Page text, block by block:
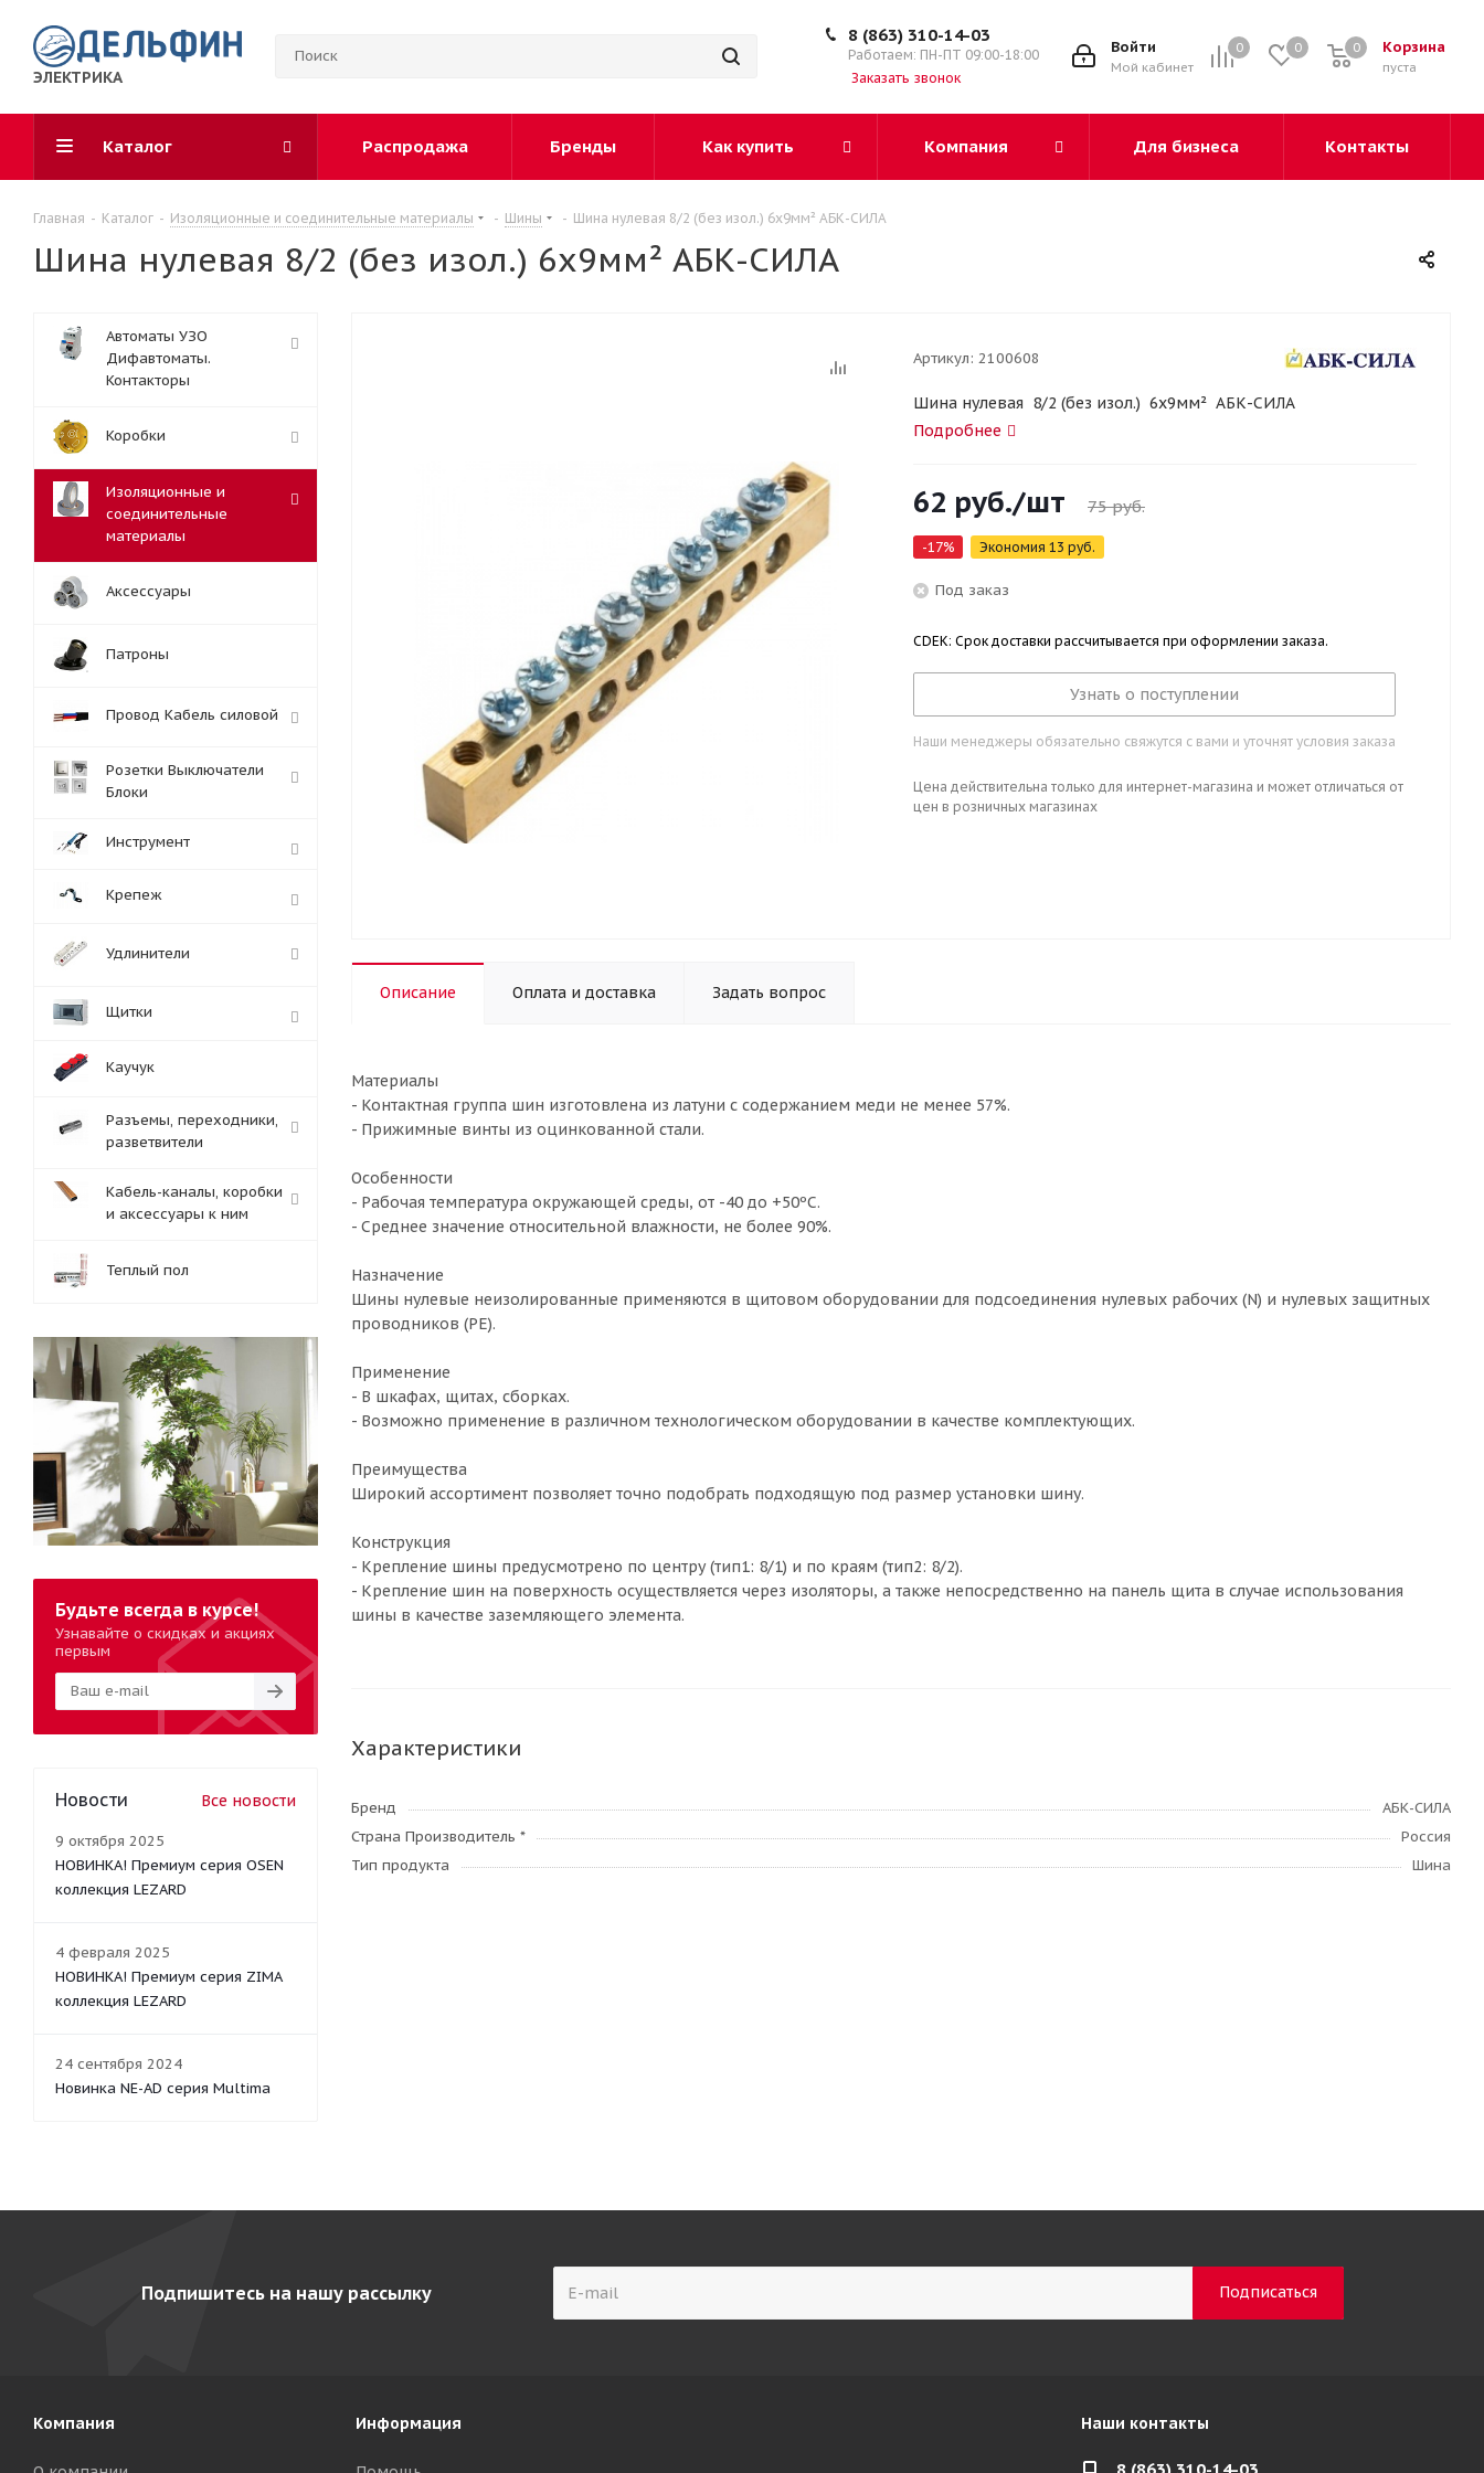
ЭЛЕКТРИКА
0 0 Корзина
пуста
0
Войти
Мой кабинет
8 (863) 310-14-03
Работаем: ПН-ПТ 09:00-18:00
Заказать звонок
Каталог Распродажа Бренды Как купить Компания Для бизнеса Контакты
Главная - Каталог - Изоляционные и соединительные материалы - Шины - Шина нулевая 8/2 (без изол.) 6х9мм² АБК-СИЛА
Шина нулевая 8/2 (без изол.) 6х9мм² АБК-СИЛА
Артикул: 2100608
Шина нулевая 8/2 (без изол.) 6х9мм² АБК-СИЛА
Подробнее
62 руб./шт 75руб.
-17% Экономия 13 руб.
Под заказ
CDEK: Срок доставки рассчитывается при оформлении заказа.
Узнать о поступлении
Наши менеджеры обязательно свяжутся с вами и уточнят условия заказа
Цена действительна только для интернет-магазина и может отличаться от
цен в розничных магазинах
Описание Оплата и доставка Задать вопрос
Материалы
- Контактная группа шин изготовлена из латуни с содержанием меди не менее 57%.
- Прижимные винты из оцинкованной стали.
Особенности
- Рабочая температура окружающей среды, от -40 до +50ºС.
- Среднее значение относительной влажности, не более 90%.
Назначение
Шины нулевые неизолированные применяются в щитовом оборудовании для подсоединения нулевых рабочих (N) и нулевых защитных
проводников (РЕ).
Применение
- В шкафах, щитах, сборках.
- Возможно применение в различном технологическом оборудовании в качестве комплектующих.
Преимущества
Широкий ассортимент позволяет точно подобрать подходящую под размер установки шину.
Конструкция
- Крепление шины предусмотрено по центру (тип1: 8/1) и по краям (тип2: 8/2).
- Крепление шин на поверхность осуществляется через изоляторы, а также непосредственно на панель щита в случае использования
шины в качестве заземляющего элемента.
Характеристики
Бренд
АБК-СИЛА
Страна Производитель *
Россия
Тип продукта
Шина
Автоматы УЗО
Дифавтоматы.
Контакторы
Коробки
Изоляционные и
соединительные
материалы
Аксессуары
Патроны
Провод Кабель силовой
Розетки Выключатели
Блоки
Инструмент
Крепеж
Удлинители
Щитки
Каучук
Разъемы, переходники,
разветвители
Кабель-каналы, коробки
и аксессуары к ним
Теплый пол
Будьте всегда в курсе!
Узнавайте о скидках и акциях
первым
Новости Все новости
9 октября 2025
НОВИНКА! Премиум серия OSEN
коллекция LEZARD
4 февраля 2025
НОВИНКА! Премиум серия ZIMA
коллекция LEZARD
24 сентября 2024
Новинка NE-AD серия Multima
Подпишитесь на нашу рассылку
Компания Информация Наши контакты